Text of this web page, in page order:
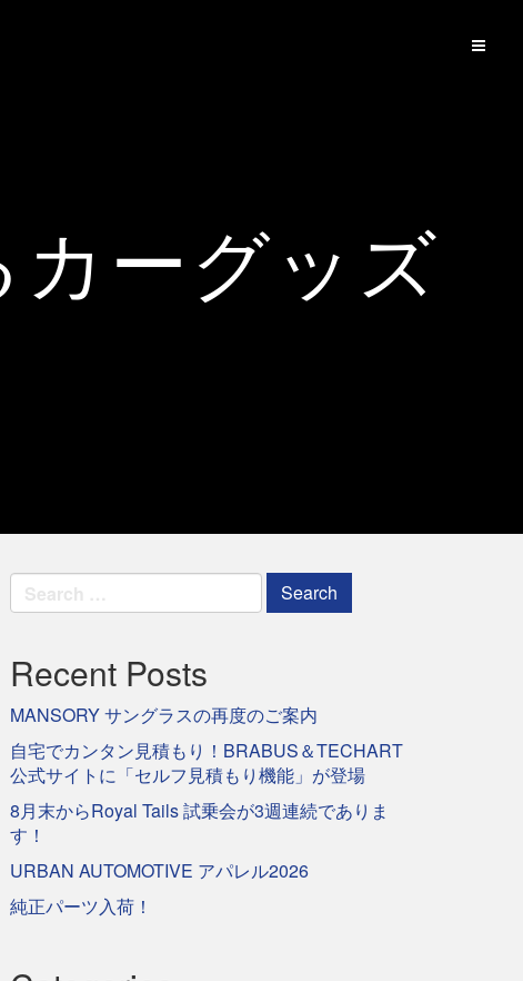
ーグッズ
Search
for:
Recent Posts
MANSORY サングラスの再度のご案内
自宅でカンタン見積もり！BRABUS＆TECHART
公式サイトに「セルフ見積もり機能」が登場
8月末からRoyal Tails 試乗会が3週連続でありま
す！
URBAN AUTOMOTIVE アパレル2026
純正パーツ入荷！